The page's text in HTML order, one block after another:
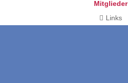
Mitglieder
Links